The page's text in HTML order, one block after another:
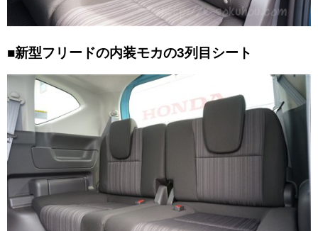
■新型フリードの内装モカの3列目シート